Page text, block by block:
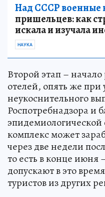
Над СССР военные
пришельцев: как
искала и изучала
НАУКА
Второй этап –
отелей, опять же при
неукоснительного
Роспотребнадзора и
комплекс может
через две недели
то есть в конце июня
допускают в это
туристов из других